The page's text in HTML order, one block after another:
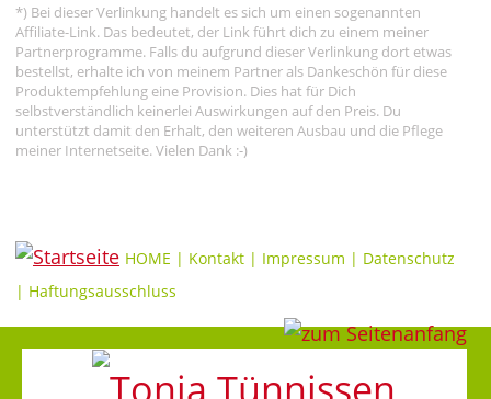
*) Bei dieser Verlinkung handelt es sich um einen sogenannten
Affiliate-Link. Das bedeutet, der Link führt dich zu einem meiner
Partnerprogramme. Falls du aufgrund dieser Verlinkung dort etwas
bestellst, erhalte ich von meinem Partner als Dankeschön für diese
Produktempfehlung eine Provision. Dies hat für Dich
selbstverständlich keinerlei Auswirkungen auf den Preis. Du
unterstützt damit den Erhalt, den weiteren Ausbau und die Pflege
meiner Internetseite. Vielen Dank :-)
HOME | Kontakt | Impressum | Datenschutz
| Haftungsausschluss